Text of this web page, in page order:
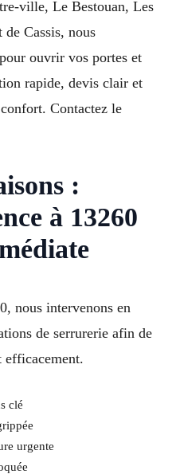
ville, Le Bestouan, Les
Cassis, nous
ouvrir vos portes et
rapide, devis clair et
Contactez le
:
à 13260
nous intervenons en
de serrurerie afin de
efficacement.
clé
urgente